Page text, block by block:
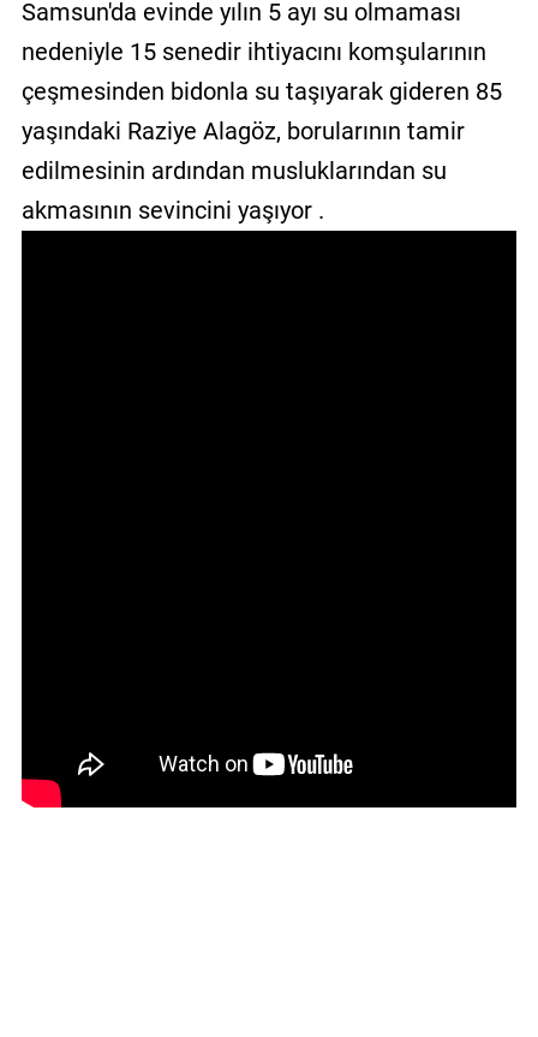
EĞİTİM
GALERİ
VİDEO
YAZARLAR
Samsun'da evinde yılın 5 ayı su olmaması
nedeniyle 15 senedir ihtiyacını komşularının
çeşmesinden bidonla su taşıyarak gideren 85
yaşındaki Raziye Alagöz, borularının tamir
edilmesinin ardından musluklarından su
akmasının sevincini yaşıyor .